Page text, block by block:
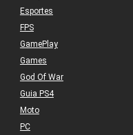
Esportes
FPS
GamePlay
Games
God Of War
Guia PS4
Moto
PC